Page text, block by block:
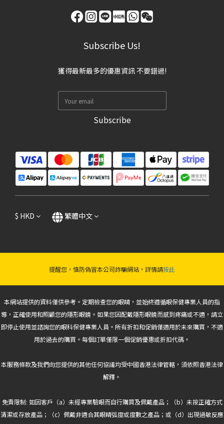
Subscribe Us!
獲得最新最多的優惠資訊 不要錯過!
Subscribe
$ HKD 繁體中文
提醒您，慎防偽冒本公司詐騙網站，詳情請按此
本網站提供的資料僅供參考。定期檢查您的眼睛，並始終遵循眼保健專業人員的指
導，正確使用和照顧您的隱形眼鏡。如果您因配戴隱形眼鏡而感到疼痛或不適，請立
即停止使用並諮詢您的眼科保健專業人員。所有折扣和促銷僅適用於未來購買，不適
用於過去的購買。每個訂單僅限一個促銷優惠或折扣代碼。
本服務條款及我們向您提供的其他任何協議均受中國香港法律管轄，須依照香港法律
解釋。
免責限制: 如因客戶（a）未經專業驗眼而自行購買及佩戴產品；（b）未按正確方式
清潔或存放產品；（c）佩戴非適合其眼睛弧度或度數之產品；或（d）出現過敏反應